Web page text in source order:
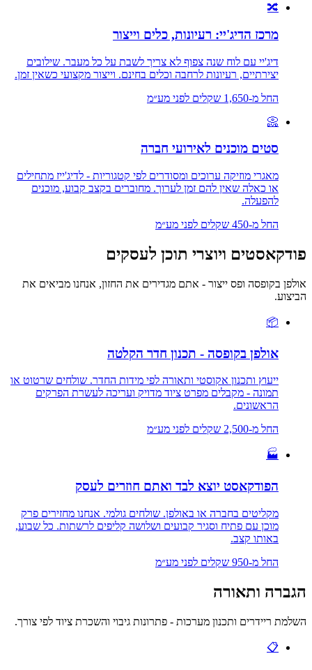
🔀
מרכז הדיג'יי: רעיונות, כלים וייצור
דיג'יי עם לוח שנה צפוף לא צריך לשבת על כל מעבר. שילובים
יצירתיים, רעיונות לרחבה וכלים בחינם. וייצור מקצועי כשאין זמן.
החל מ-1,650 שקלים לפני מע״מ
📀
סטים מוכנים לאירועי חברה
מאגרי מוזיקה ערוכים ומסודרים לפי קטגוריות - לדיג'ייז מתחילים
או כאלה שאין להם זמן לערוך. מחוברים בקצב קבוע, מוכנים
להפעלה.
החל מ-450 שקלים לפני מע״מ
פודקאסטים ויוצרי תוכן לעסקים
אולפן בקופסה ופס ייצור - אתם מגדירים את החזון, אנחנו מביאים את
הביצוע.
📦
אולפן בקופסה - תכנון חדר הקלטה
ייעוץ ותכנון אקוסטי ותאורה לפי מידות החדר. שולחים שרטוט או
תמונה - מקבלים מפרט ציוד מדויק ועריכה לעשרת הפרקים
הראשונים.
החל מ-2,500 שקלים לפני מע״מ
🏭
הפודקאסט יוצא לבד ואתם חוזרים לעסק
מקליטים בחברה או באולפן. שולחים גולמי. אנחנו מחזירים פרק
מוכן עם פתיח וסגיר קבועים ושלושה קליפים לרשתות. כל שבוע,
באותו קצב.
החל מ-950 שקלים לפני מע״מ
הגברה ותאורה
השלמת ריידרים ותכנון מערכות - פתרונות גיבוי והשכרת ציוד לפי צורך.
📋